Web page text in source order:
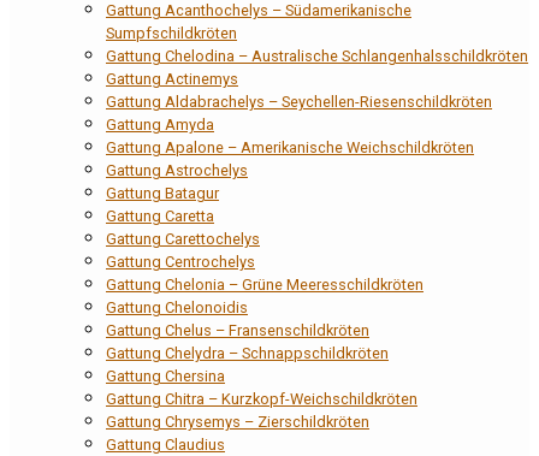
Gattung Acanthochelys – Südamerikanische
Sumpfschildkröten
Gattung Chelodina – Australische Schlangenhalsschildkröten
Gattung Actinemys
Gattung Aldabrachelys – Seychellen-Riesenschildkröten
Gattung Amyda
Gattung Apalone – Amerikanische Weichschildkröten
Gattung Astrochelys
Gattung Batagur
Gattung Caretta
Gattung Carettochelys
Gattung Centrochelys
Gattung Chelonia – Grüne Meeresschildkröten
Gattung Chelonoidis
Gattung Chelus – Fransenschildkröten
Gattung Chelydra – Schnappschildkröten
Gattung Chersina
Gattung Chitra – Kurzkopf-Weichschildkröten
Gattung Chrysemys – Zierschildkröten
Gattung Claudius